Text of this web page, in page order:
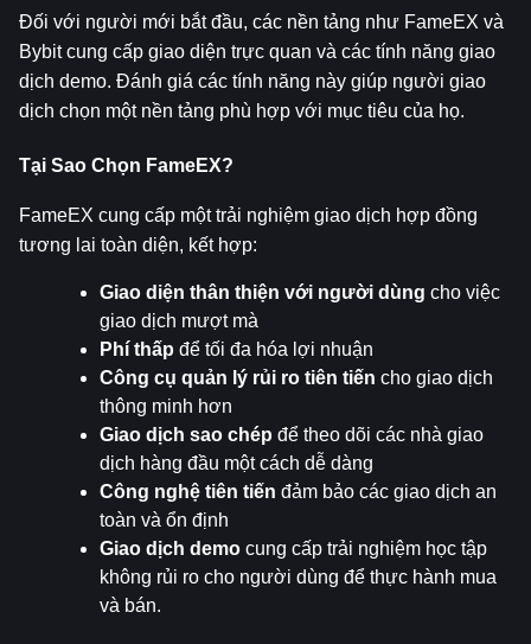
Đối với người mới bắt đầu, các nền tảng như FameEX và
Bybit cung cấp giao diện trực quan và các tính năng giao
dịch demo. Đánh giá các tính năng này giúp người giao
dịch chọn một nền tảng phù hợp với mục tiêu của họ.
Tại Sao Chọn FameEX?
FameEX cung cấp một trải nghiệm giao dịch hợp đồng
tương lai toàn diện, kết hợp:
Giao diện thân thiện với người dùng cho việc
giao dịch mượt mà
Phí thấp để tối đa hóa lợi nhuận
Công cụ quản lý rủi ro tiên tiến cho giao dịch
thông minh hơn
Giao dịch sao chép để theo dõi các nhà giao
dịch hàng đầu một cách dễ dàng
Công nghệ tiên tiến đảm bảo các giao dịch an
toàn và ổn định
Giao dịch demo cung cấp trải nghiệm học tập
không rủi ro cho người dùng để thực hành mua
và bán.